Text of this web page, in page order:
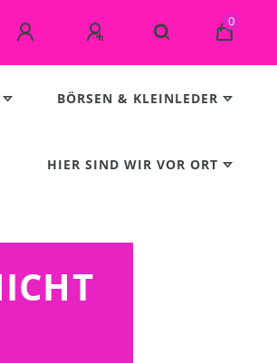
0
BÖRSEN & KLEINLEDER
HIER SIND WIR VOR ORT